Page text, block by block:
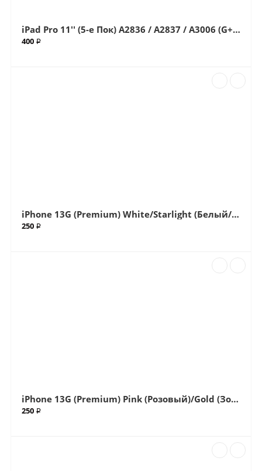
iPad Pro 11'' (5-е Пок) A2836 / A2837 / A3006 (G+OCA Pro) стекло с OCA плёнкой (Артик.ГС-64)
400 ₽
iPhone 13G (Premium) White/Starlight (Белый/Сияющая звезда) Big (Большой вырез) Крышка (Артикул.ГС-504)
250 ₽
iPhone 13G (Premium) Pink (Розовый)/Gold (Золотой) Big (Большой вырез) Крышка (Артик.ГС-504)
250 ₽